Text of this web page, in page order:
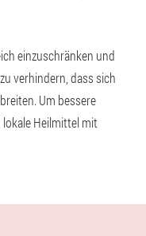
einzuschränken und
verhindern, dass sich
Um bessere
lokale Heilmittel mit